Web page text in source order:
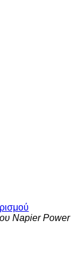
Napier Power